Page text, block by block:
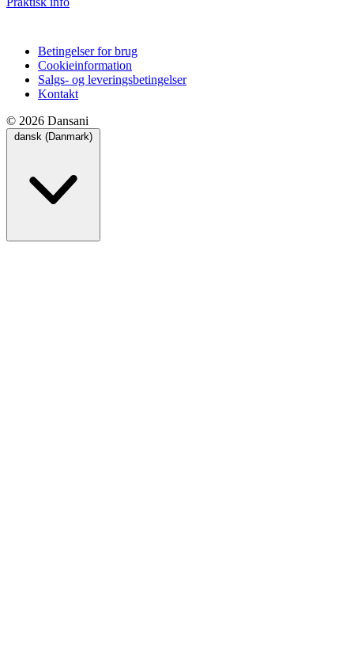
Betingelser for brug
Cookieinformation
Salgs- og leveringsbetingelser
Kontakt
© 2026 Dansani
dansk (Danmark)